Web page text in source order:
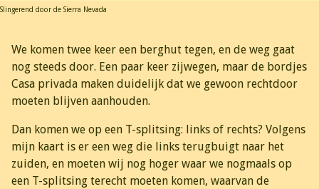
Slingerend door de Sierra Nevada
We komen twee keer een berghut tegen, en de weg gaat
nog steeds door. Een paar keer zijwegen, maar de bordjes
Casa privada maken duidelijk dat we gewoon rechtdoor
moeten blijven aanhouden.
Dan komen we op een T-splitsing: links of rechts? Volgens
mijn kaart is er een weg die links terugbuigt naar het
zuiden, en moeten wij nog hoger waar we nogmaals op
een T-splitsing terecht moeten komen, waarvan de